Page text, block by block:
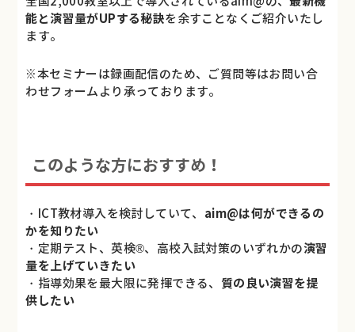
能と演習量がUPする秘訣を余すことなくご紹介いたし
ます。
※本セミナーは録画配信のため、ご質問等はお問い合
わせフォームより承っております。
このような方におすすめ！
・ICT教材導入を検討していて、 aim@は何ができるの
かを知りたい
・定期テスト、英検®、高校入試対策のいずれかの演習
量を上げていきたい
・指導効果を最大限に発揮できる、 質の良い演習を提
供したい